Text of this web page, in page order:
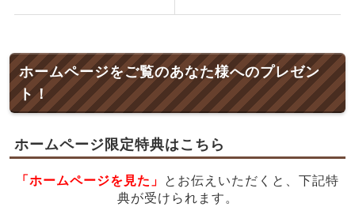
ホームページをご覧のあなた様へのプレゼン
ト！
ホームページ限定特典はこちら
「ホームページを見た」
とお伝えいただくと、下記特
典が受けられます。